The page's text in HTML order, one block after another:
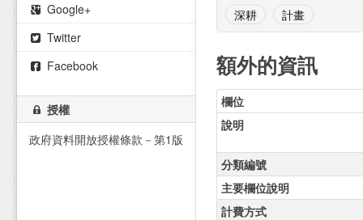
深耕 計畫
額外的資訊
欄位
說明
分類編號
主要欄位說明
計費方式
Google+
Twitter
Facebook
授權
政府資料開放授權條款－第1版